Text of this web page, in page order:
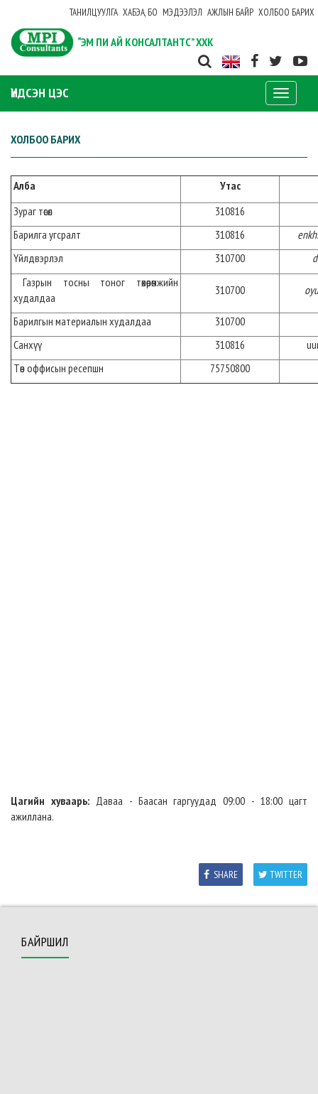
ТАНИЛЦУУЛГА ХАБЭА, БО МЭДЭЭЛЭЛ АЖЛЫН БАЙР ХОЛБОО БАРИХ
“ЭМ ПИ АЙ КОНСАЛТАНТС” ХХК
ҮНДСЭН ЦЭС
Toggle
ХОЛБОО БАРИХ
Алба
Утас
Зураг төсөл
310816
Барилга угсралт
310816
Үйлдвэрлэл
310700
Газрын тосны тоног төхөөрөмжийн
худалдаа
310700
Барилгын материалын худалдаа
310700
Санхүү
310816
Төв оффисын ресепшн
75750800
Цагийн хуваарь: Даваа - Баасан гаргуудад 09:00 - 18:00 цагт
ажиллана.
TWITTER
SHARE
БАЙРШИЛ